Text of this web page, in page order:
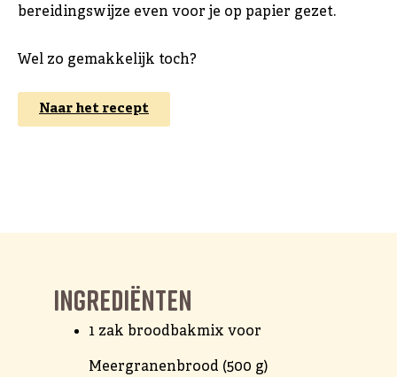
bereidingswijze even voor je op papier gezet.
Wel zo gemakkelijk toch?
Naar het recept
Ingrediënten
1 zak broodbakmix voor
Meergranenbrood (500 g)